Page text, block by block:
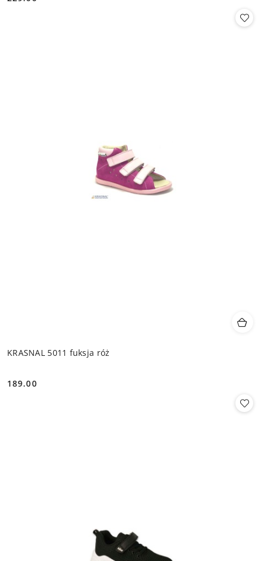
Cena:
KRASNAL 5011 fuksja róż
Cena:
189.00